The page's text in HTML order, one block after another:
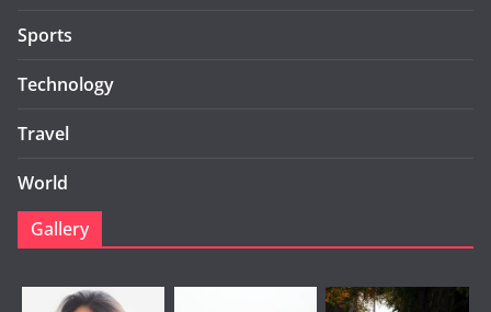
Sports
Technology
Travel
World
Gallery